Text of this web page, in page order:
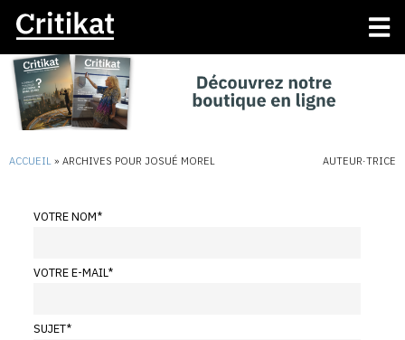
ACCUEIL » ARCHIVES POUR JOSUÉ MOREL AUTEUR·TRICE
VOTRE NOM*
VOTRE E-MAIL*
SUJET*